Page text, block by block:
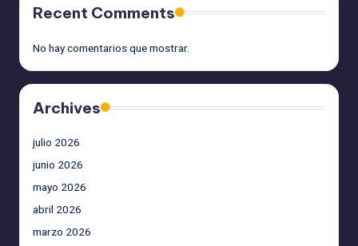
Recent Comments
No hay comentarios que mostrar.
Archives
julio 2026
junio 2026
mayo 2026
abril 2026
marzo 2026